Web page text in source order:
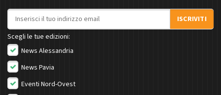
Indirizzo email
ISCRIVITI
Scegli le tue edizioni:
News Alessandria
News Pavia
Eventi Nord-Ovest